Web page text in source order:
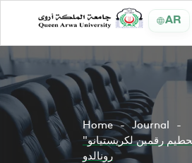
AR
Home
Journal
"بنزيمة" أمام فرصة لتحطيم رقمين لكريستيانو
رونالدو